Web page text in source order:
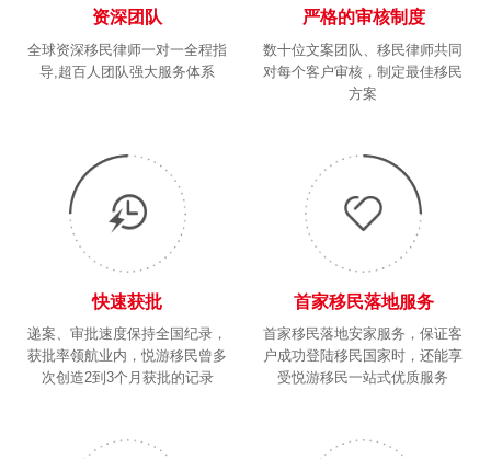
资深团队
全球资深移民律师一对一全程指
导,超百人团队强大服务体系
严格的审核制度
数十位文案团队、移民律师共同
对每个客户审核，制定最佳移民
方案
快速获批
递案、审批速度保持全国纪录，
获批率领航业内，悦游移民曾多
次创造2到3个月获批的记录
首家移民落地服务
首家移民落地安家服务，保证客
户成功登陆移民国家时，还能享
受悦游移民一站式优质服务